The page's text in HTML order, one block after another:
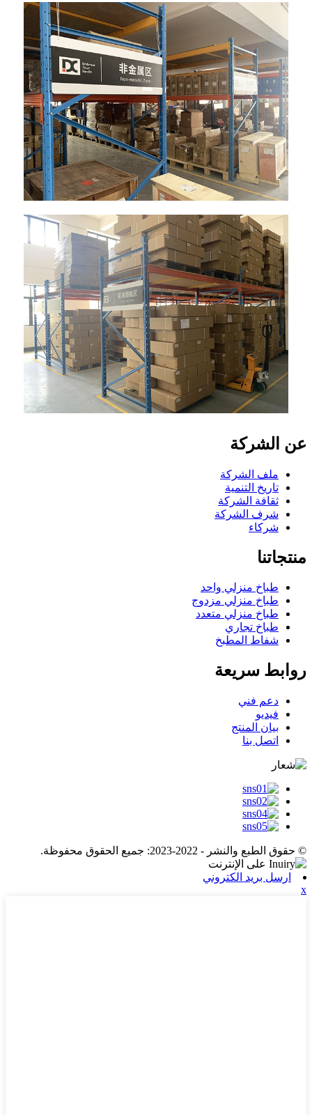
عن الشركة
ملف الشركة
تاريخ التنمية
ثقافة الشركة
شرف الشركة
شركاء
منتجاتنا
طباخ منزلي واحد
طباخ منزلي مزدوج
طباخ منزلي متعدد
طباخ تجاري
شفاط المطبخ
روابط سريعة
دعم فني
فيديو
بيان المنتج
اتصل بنا
© حقوق الطبع والنشر - 2022-2023: جميع الحقوق محفوظة.
ارسل بريد الكتروني
x